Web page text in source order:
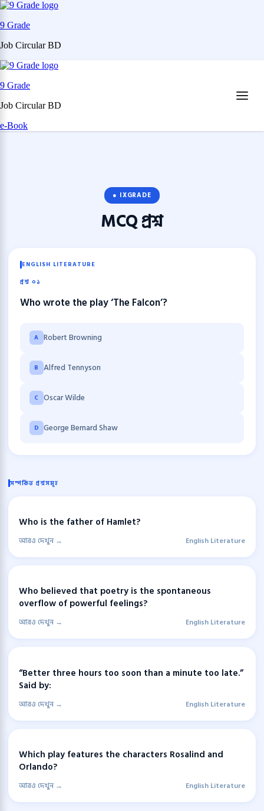
9 Grade
Job Circular BD
Skip
content
Enter)
9 Grade
Job Circular BD
e-Book
● IXGRADE
MCQপ্রশ্ন
ENGLISH LITERATURE
প্রশ্ন ০১
Who wrote the play ‘The Falcon’?
A Robert Browning
B Alfred Tennyson
C Oscar Wilde
D George Bernard Shaw
সম্পর্কিত প্রশ্নসমূহ
Who is the father of Hamlet?
আরও দেখুন → English Literature
Who believed that poetry is the spontaneous
overflow of powerful feelings?
আরও দেখুন → English Literature
“Better three hours too soon than a minute too late.”
Said by:
আরও দেখুন → English Literature
Which play features the characters Rosalind and
Orlando?
আরও দেখুন → English Literature